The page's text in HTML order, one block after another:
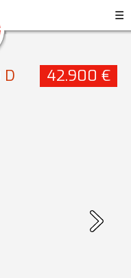
☰
D
42.900 €